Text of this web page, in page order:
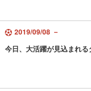
2019/09/08 －
今日、大活躍が見込まれ